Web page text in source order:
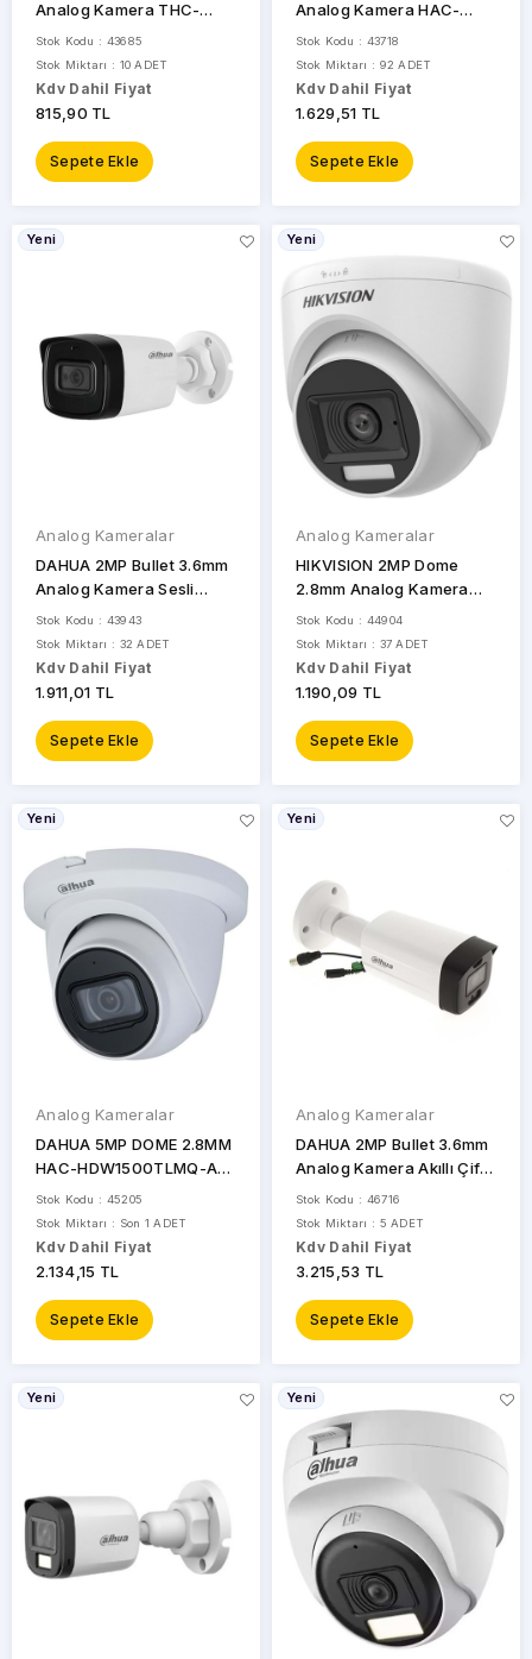
Analog Kamera THC-
B220-PC
Stok Kodu : 43685
Stok Miktarı : 10 ADET
Kdv Dahil Fiyat
815,90 TL
Sepete Ekle
Analog Kamera HAC-
HFW1200TLP-0360B
Stok Kodu : 43718
Stok Miktarı : 92 ADET
Kdv Dahil Fiyat
1.629,51 TL
Sepete Ekle
Yeni
Analog Kameralar
DAHUA 2MP Bullet 3.6mm
Analog Kamera Sesli
HAC-HFW1200TL-A
Stok Kodu : 43943
Stok Miktarı : 32 ADET
Kdv Dahil Fiyat
1.911,01 TL
Sepete Ekle
Yeni
Analog Kameralar
HIKVISION 2MP Dome
2.8mm Analog Kamera
Akıllı Hibrit Sesli DS-
2CE76D0T-LPFS
Stok Kodu : 44904
Stok Miktarı : 37 ADET
Kdv Dahil Fiyat
1.190,09 TL
Sepete Ekle
Yeni
Analog Kameralar
DAHUA 5MP DOME 2.8MM
HAC-HDW1500TLMQ-A
Kamera Dahlili Mikrofon
Stok Kodu : 45205
Stok Miktarı : Son 1 ADET
Kdv Dahil Fiyat
2.134,15 TL
Sepete Ekle
Yeni
Analog Kameralar
DAHUA 2MP Bullet 3.6mm
Analog Kamera Akıllı Çift
Işıklı HAC-ME1239TH-A-
PV
Stok Kodu : 46716
Stok Miktarı : 5 ADET
Kdv Dahil Fiyat
3.215,53 TL
Sepete Ekle
Yeni Yeni